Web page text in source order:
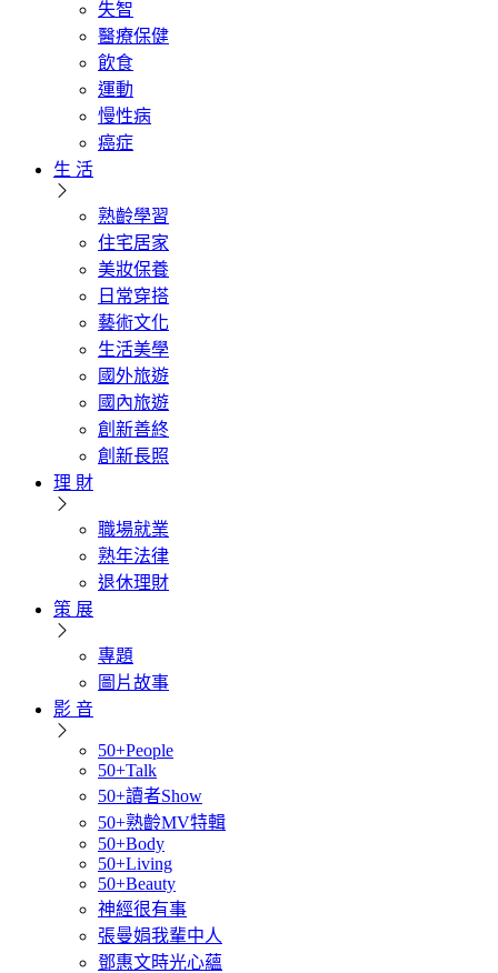
失智
醫療保健
飲食
運動
慢性病
癌症
生 活
熟齡學習
住宅居家
美妝保養
日常穿搭
藝術文化
生活美學
國外旅遊
國內旅遊
創新善終
創新長照
理 財
職場就業
熟年法律
退休理財
策 展
專題
圖片故事
影 音
50+People
50+Talk
50+讀者Show
50+熟齡MV特輯
50+Body
50+Living
50+Beauty
神經很有事
張曼娟我輩中人
鄧惠文時光心蘊